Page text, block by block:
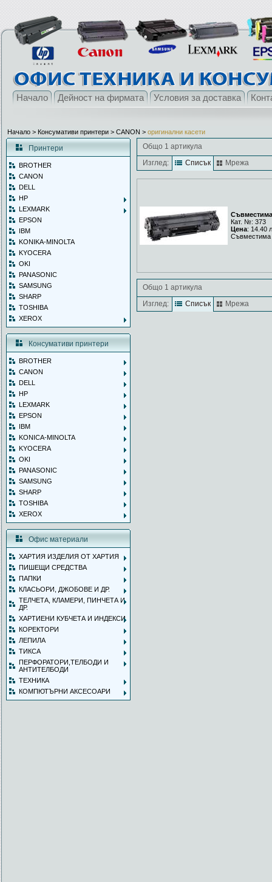
Начало Дейност на фирмата Условия за доставка
Начало > Консумативи принтери > CANON > оригинални касети
Принтери
BROTHER
CANON
DELL
HP
LEXMARK
EPSON
IBM
KONIKA-MINOLTA
KYOCERA
OKI
PANASONIC
SAMSUNG
SHARP
TOSHIBA
XEROX
Консумативи принтери
BROTHER
CANON
DELL
HP
LEXMARK
EPSON
IBM
KONICA-MINOLTA
KYOCERA
OKI
PANASONIC
SAMSUNG
SHARP
TOSHIBA
XEROX
Офис материали
ХАРТИЯ ИЗДЕЛИЯ ОТ ХАРТИЯ
ПИШЕЩИ СРЕДСТВА
ПАПКИ
КЛАСЬОРИ, ДЖОБОВЕ И ДР.
ТЕЛЧЕТА, КЛАМЕРИ, ПИНЧЕТА И
ДР.
ХАРТИЕНИ КУБЧЕТА И ИНДЕКСИ
КОРЕКТОРИ
ЛЕПИЛА
ТИКСА
ПЕРФОРАТОРИ,ТЕЛБОДИ И
АНТИТЕЛБОДИ
ТЕХНИКА
КОМПЮТЪРНИ АКСЕСОАРИ
Общо 1 артикула
Изглед:
Списък Мрежа
Съвместима
Кат. №: 373
Цена: 14.40
Съвместима
Общо 1 артикула
Изглед:
Списък Мрежа